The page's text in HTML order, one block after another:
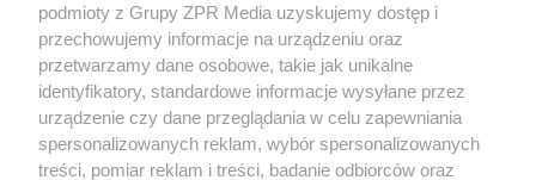
rozpowszechniany lub dalej rozpowszechniany w jakikolwiek sposób (w
tym także elektroniczny lub mechaniczny) na jakimkolwiek polu
eksploatacji w jakiejkolwiek formie, włącznie z umieszczaniem w Internecie
bez pisemnej zgody właściciela praw. Jakiekolwiek użycie lub
wykorzystanie utworów w całości lub w części z naruszeniem prawa, tzn.
bez właściwej zgody, jest zabronione pod groźbą kary i może być ścigane
prawnie.
podmioty z Grupy ZPR Media uzyskujemy dostęp i
przechowujemy informacje na urządzeniu oraz
przetwarzamy dane osobowe, takie jak unikalne
identyfikatory, standardowe informacje wysyłane przez
urządzenie czy dane przeglądania w celu zapewniania
spersonalizowanych reklam, wybór spersonalizowanych
treści, pomiar reklam i treści, badanie odbiorców oraz